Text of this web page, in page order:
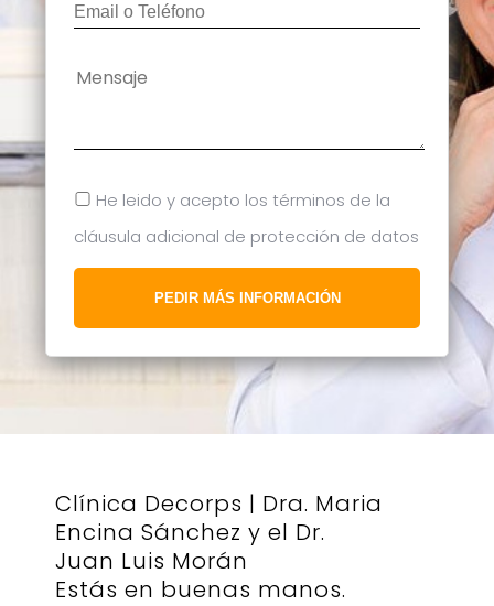
He leido y acepto los términos de la
cláusula adicional de protección de datos
PEDIR MÁS INFORMACIÓN
Clínica Decorps | Dra. Maria
Encina Sánchez y el Dr.
Juan Luis Morán
Estás en buenas manos.